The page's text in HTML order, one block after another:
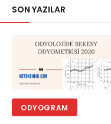
SON YAZILAR
ODYOGRAM